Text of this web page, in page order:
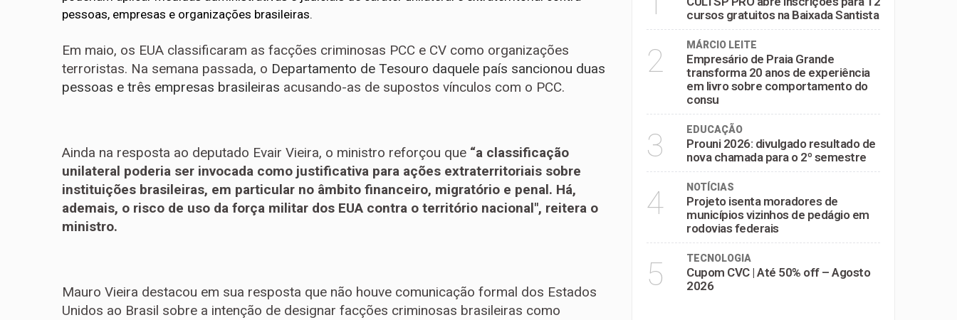
pessoas, empresas e organizações brasileiras.
Em maio, os EUA classificaram as facções criminosas PCC e CV como organizações
terroristas. Na semana passada, o Departamento de Tesouro daquele país sancionou duas
pessoas e três empresas brasileiras acusando-as de supostos vínculos com o PCC.
Ainda na resposta ao deputado Evair Vieira, o ministro reforçou que “a classificação
unilateral poderia ser invocada como justificativa para ações extraterritoriais sobre
instituições brasileiras, em particular no âmbito financeiro, migratório e penal. Há,
ademais, o risco de uso da força militar dos EUA contra o território nacional", reitera o
ministro.
Mauro Vieira destacou em sua resposta que não houve comunicação formal dos Estados
Unidos ao Brasil sobre a intenção de designar facções criminosas brasileiras como
cursos gratuitos na Baixada Santista
2 MÁRCIO LEITE
Empresário de Praia Grande
transforma 20 anos de experiência
em livro sobre comportamento do
consu
3 EDUCAÇÃO
Prouni 2026: divulgado resultado de
nova chamada para o 2º semestre
4 NOTÍCIAS
Projeto isenta moradores de
municípios vizinhos de pedágio em
rodovias federais
5 TECNOLOGIA
Cupom CVC | Até 50% off – Agosto
2026